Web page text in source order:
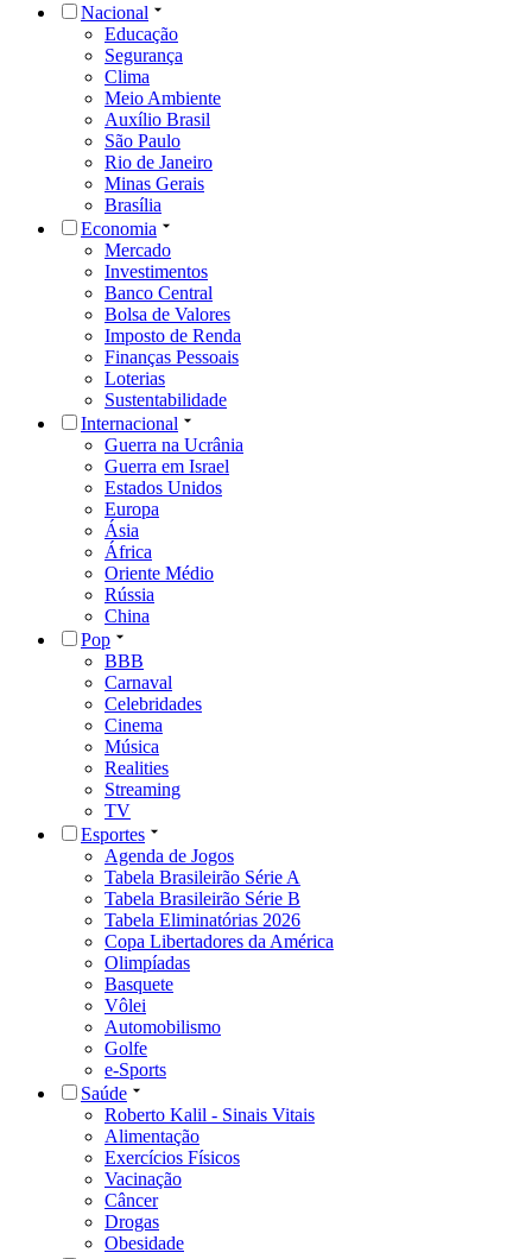
Nacional
Educação
Segurança
Clima
Meio Ambiente
Auxílio Brasil
São Paulo
Rio de Janeiro
Minas Gerais
Brasília
Economia
Mercado
Investimentos
Banco Central
Bolsa de Valores
Imposto de Renda
Finanças Pessoais
Loterias
Sustentabilidade
Internacional
Guerra na Ucrânia
Guerra em Israel
Estados Unidos
Europa
Ásia
África
Oriente Médio
Rússia
China
Pop
BBB
Carnaval
Celebridades
Cinema
Música
Realities
Streaming
TV
Esportes
Agenda de Jogos
Tabela Brasileirão Série A
Tabela Brasileirão Série B
Tabela Eliminatórias 2026
Copa Libertadores da América
Olimpíadas
Basquete
Vôlei
Automobilismo
Golfe
e-Sports
Saúde
Roberto Kalil - Sinais Vitais
Alimentação
Exercícios Físicos
Vacinação
Câncer
Drogas
Obesidade